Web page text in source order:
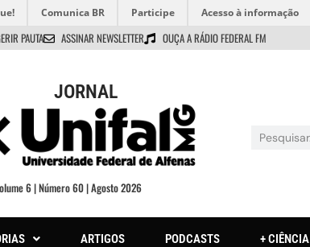
Comunica BR Participe Acesso à informação
PAUTA ASSINAR NEWSLETTER OUÇA A RÁDIO FEDERAL FM
JORNAL
6 | Número 60 | Agosto 2026
ARTIGOS PODCASTS + CIÊNCIA